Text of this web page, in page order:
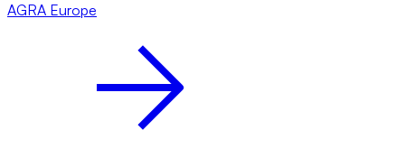
AGRA Europe